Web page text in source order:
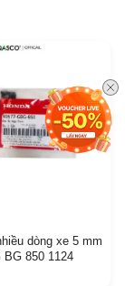
dòng xe 5 mm
BG 850 1124